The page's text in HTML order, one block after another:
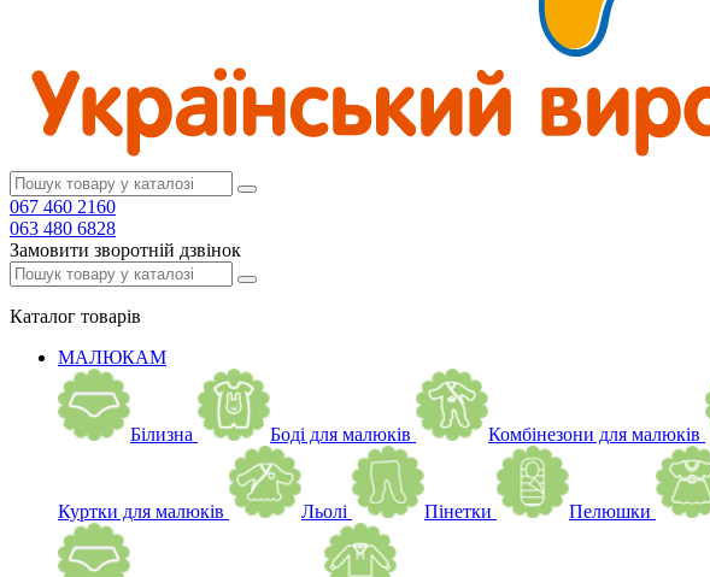
067 460 2160
063 480 6828
Замовити зворотній дзвінок
Каталог товарів
МАЛЮКАМ
Білизна Боді для малюків Комбінезони для малюків
Куртки для малюків Льолі Пінетки Пелюшки